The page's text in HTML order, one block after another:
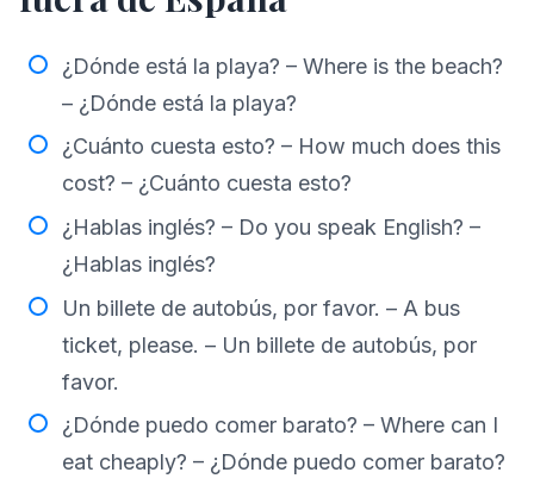
¿Dónde está la playa? – Where is the beach?
– ¿Dónde está la playa?
¿Cuánto cuesta esto? – How much does this
cost? – ¿Cuánto cuesta esto?
¿Hablas inglés? – Do you speak English? –
¿Hablas inglés?
Un billete de autobús, por favor. – A bus
ticket, please. – Un billete de autobús, por
favor.
¿Dónde puedo comer barato? – Where can I
eat cheaply? – ¿Dónde puedo comer barato?